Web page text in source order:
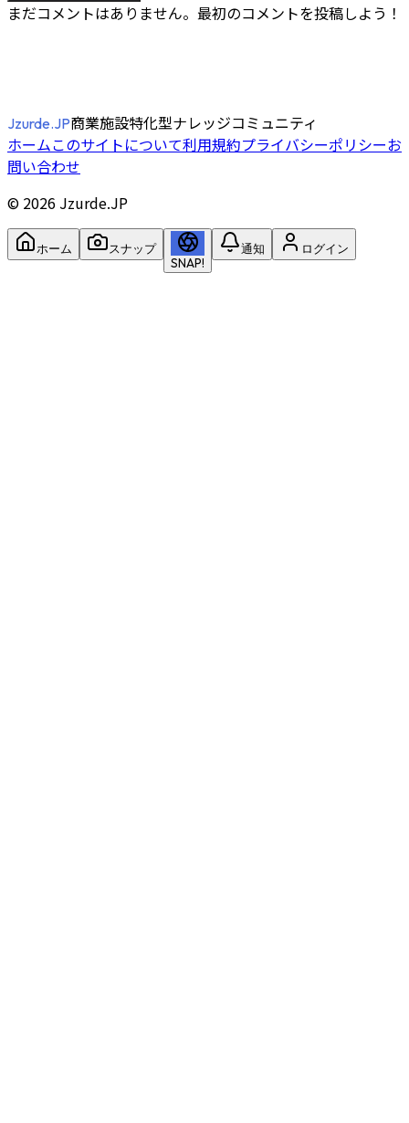
まだコメントはありません。最初のコメントを投稿しよう！
Jzurde.JP商業施設特化型ナレッジコミュニティ
ホームこのサイトについて利用規約プライバシーポリシーお
問い合わせ
© 2026 Jzurde.JP
ホーム スナップ
SNAP!
通知 ログイン